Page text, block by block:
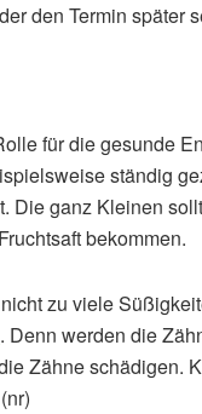
den Termin später
für die gesunde
ständig
Die ganz Kleinen
bekommen.
zu viele
. Denn werden die
Zähne schädigen.